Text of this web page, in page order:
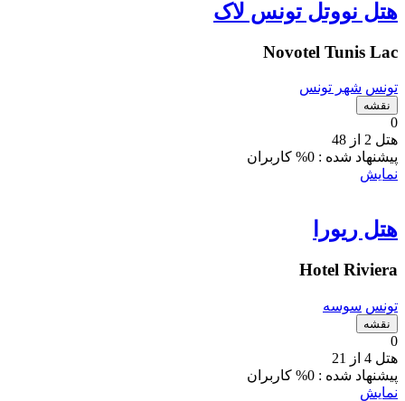
هتل نووتل تونس لاک
Novotel Tunis Lac
تونس شهر تونس
نقشه
0
هتل 2 از 48
پیشنهاد شده : 0% کاربران
نمایش
هتل ریورا
Hotel Riviera
تونس سوسه
نقشه
0
هتل 4 از 21
پیشنهاد شده : 0% کاربران
نمایش